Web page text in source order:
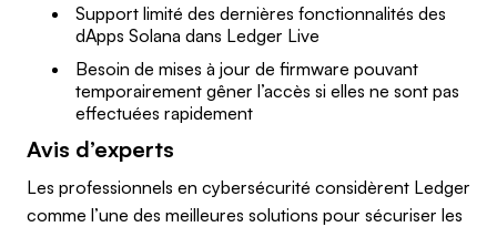
Support limité des dernières fonctionnalités des
dApps Solana dans Ledger Live
Besoin de mises à jour de firmware pouvant
temporairement gêner l’accès si elles ne sont pas
effectuées rapidement
Avis d’experts
Les professionnels en cybersécurité considèrent Ledger
comme l’une des meilleures solutions pour sécuriser les